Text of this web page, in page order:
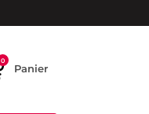
0
Panier